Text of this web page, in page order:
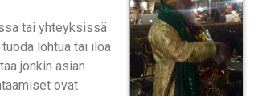
tai yhteyksissä
lohtua tai iloa
jonkin asian.
ovat